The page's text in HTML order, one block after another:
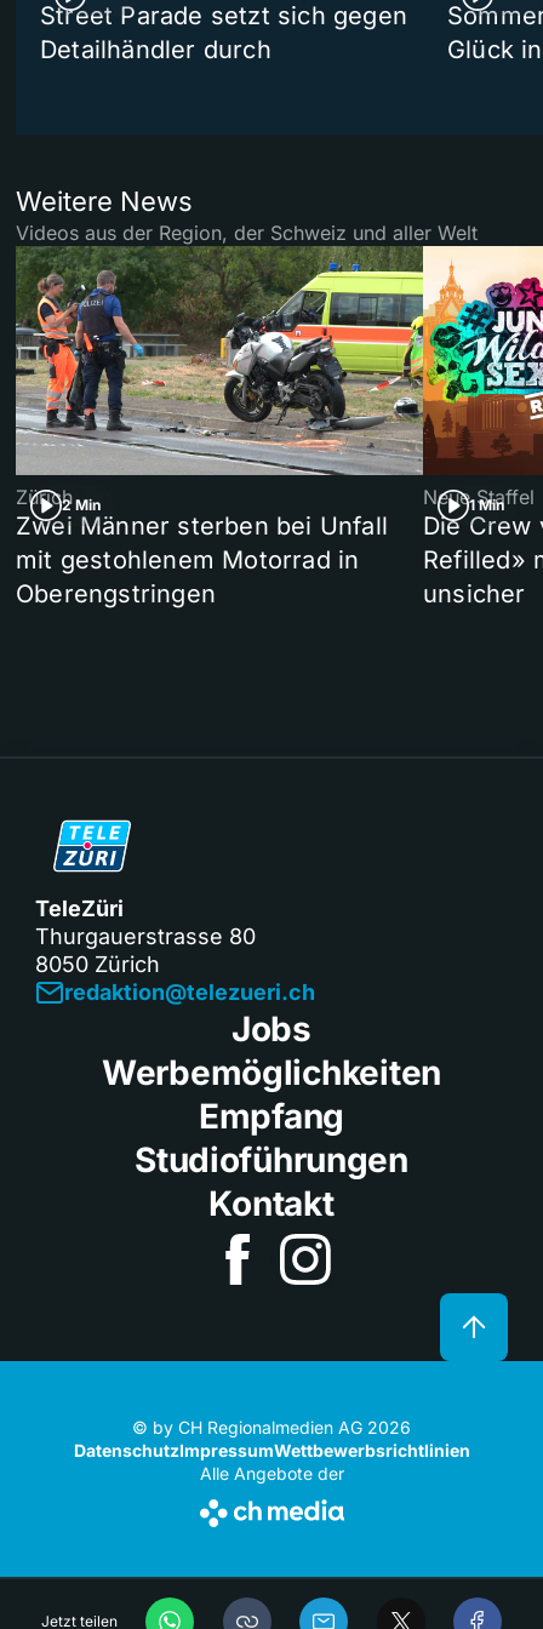
Jetzt teilen
Street Parade setzt sich gegen
Detailhändler durch
Glück
Weitere News
Videos aus der Region, der Schweiz und aller Welt
2 Min
Zürich
Zwei Männer sterben bei Unfall
mit gestohlenem Motorrad in
Oberengstringen
1 Min
Neue Staffel
Die Crew
Refilled»
unsicher
TeleZüri
Thurgauerstrasse 80
8050 Zürich
redaktion@telezueri.ch
Jobs
Werbemöglichkeiten
Empfang
Studioführungen
Kontakt
© by CH Regionalmedien AG 2026
DatenschutzImpressumWettbewerbsrichtlinien
Alle Angebote der